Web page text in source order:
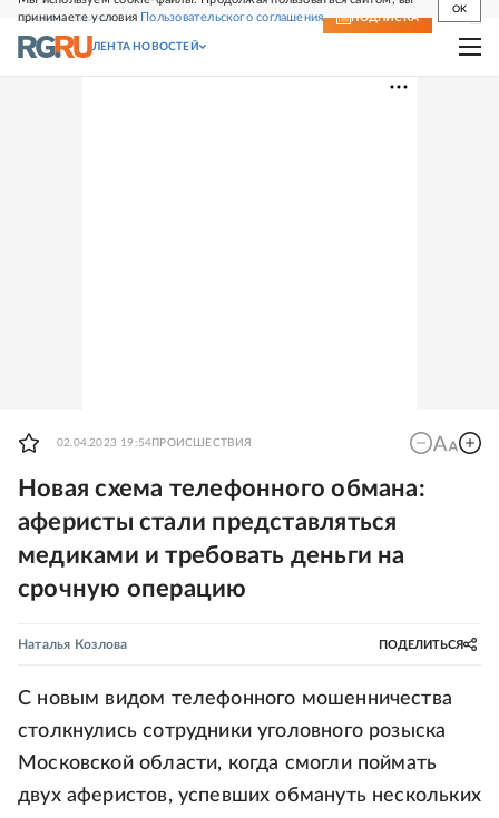
принимаете условия Пользовательского соглашения
OK
СВЕЖИЙ НОМЕР ПОДПИСКА
ЛЕНТА НОВОСТЕЙ
02.04.2023 19:54 ПРОИСШЕСТВИЯ
Новая схема телефонного обмана:
аферисты стали представляться
медиками и требовать деньги на
срочную операцию
Наталья Козлова ПОДЕЛИТЬСЯ
С новым видом телефонного мошенничества
столкнулись сотрудники уголовного розыска
Московской области, когда смогли поймать
двух аферистов, успевших обмануть нескольких